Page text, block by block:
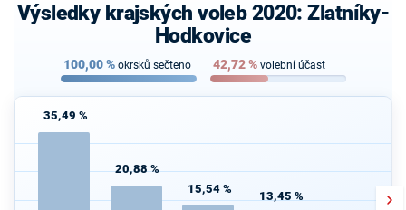
Výsledky krajských voleb 2020: Zlatníky-
Hodkovice
100,00% okrsků sečteno 42,72% volební účast
35,49 %
20,88 %
15,54 %
13,45 %